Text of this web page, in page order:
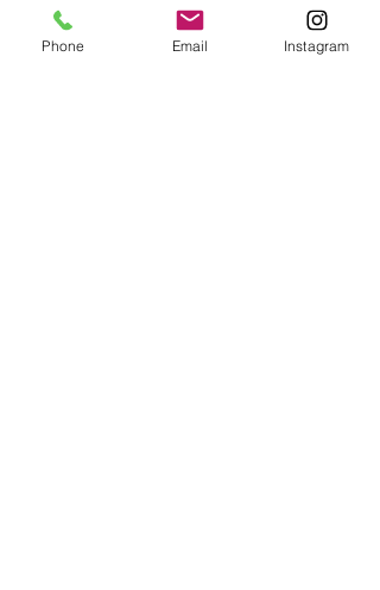
Phone Email Instagram